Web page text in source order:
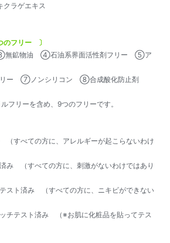
クラゲエキス
のフリー 〕
物油 ④石油系界面活性剤フリー ⑤ア
リー ⑦ノンシリコン ⑧合成酸化防止剤
フリーを含め、9つのフリーです。
すべての方に、アレルギーが起こらないわけ
み （すべての方に、刺激がないわけではあり
スト済み （すべての方に、ニキビができない
チテスト済み （※お肌に化粧品を貼ってテス